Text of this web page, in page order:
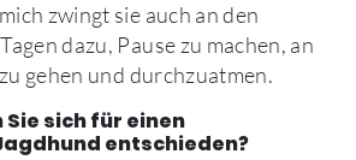
zwingt sie auch an den
dazu, Pause zu machen, an
gehen und durchzuatmen.
sich für einen
entschieden?